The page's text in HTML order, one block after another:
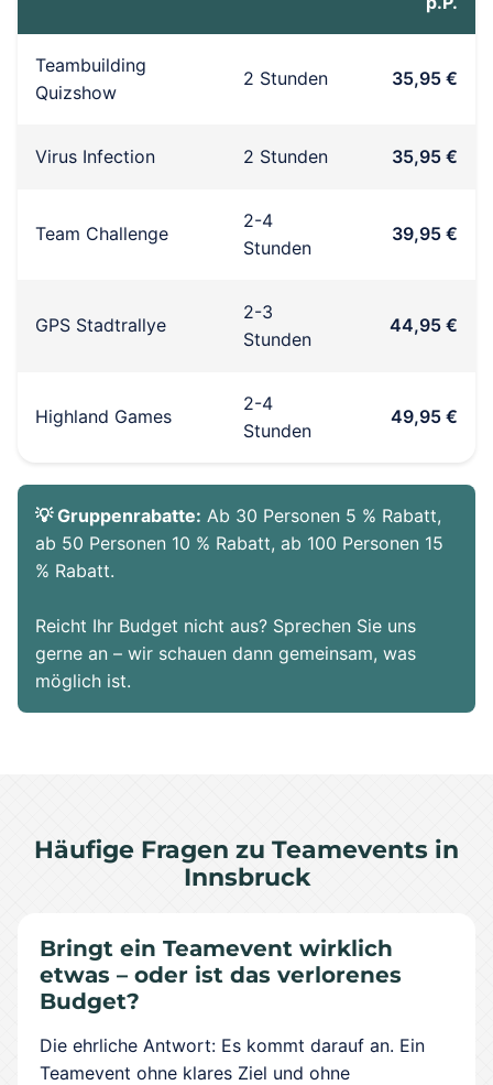
Teambuilding
Quizshow
2 Stunden 35,95 €
Virus Infection 2 Stunden 35,95 €
Team Challenge
2-4
Stunden
39,95 €
GPS Stadtrallye
2-3
Stunden
44,95 €
Highland Games
2-4
Stunden
49,95 €
💡 Gruppenrabatte: Ab 30 Personen 5 % Rabatt,
ab 50 Personen 10 % Rabatt, ab 100 Personen 15
% Rabatt.
Reicht Ihr Budget nicht aus? Sprechen Sie uns
gerne an – wir schauen dann gemeinsam, was
möglich ist.
Häufige Fragen zu Teamevents in
Innsbruck
Bringt ein Teamevent wirklich
etwas – oder ist das verlorenes
Budget?
Die ehrliche Antwort: Es kommt darauf an. Ein
Teamevent ohne klares Ziel und ohne